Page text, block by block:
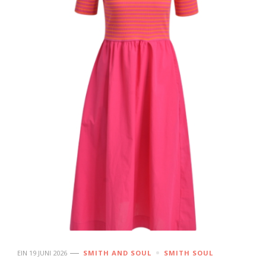
EIN 19 JUNI 2026 SMITH AND SOUL SMITH SOUL